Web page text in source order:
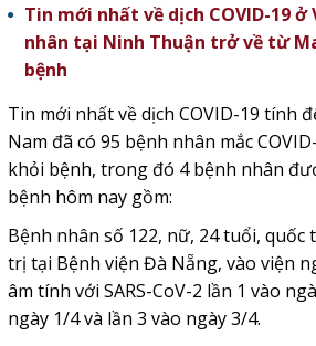
Tin mới nhất về dịch COVID-19 ở
nhân tại Ninh Thuận trở về từ
bệnh
Tin mới nhất về dịch COVID-19 tính
Nam đã có 95 bệnh nhân mắc
khỏi bệnh, trong đó 4 bệnh nhân
bệnh hôm nay gồm:
Bệnh nhân số 122, nữ, 24 tuổi, quốc
trị tại Bệnh viện Đà Nẵng, vào viện
âm tính với SARS-CoV-2 lần 1 vào
ngày 1/4 và lần 3 vào ngày 3/4.